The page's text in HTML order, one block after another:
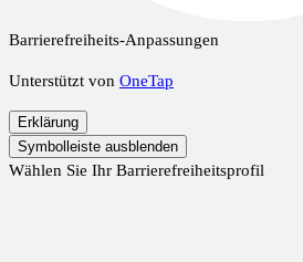
Barrierefreiheits-Anpassungen
Unterstützt von OneTap
Erklärung
Symbolleiste ausblenden
Wählen Sie Ihr Barrierefreiheitsprofil